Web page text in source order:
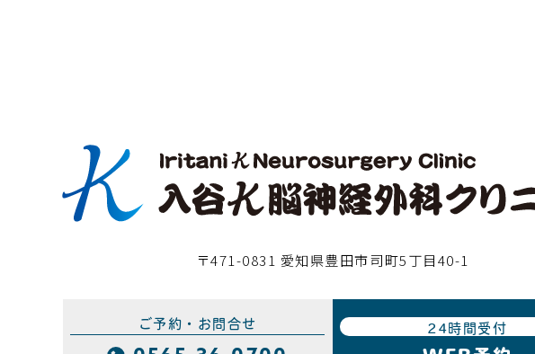
〒471-0831 愛知県豊田市司町5丁目40-1
ご予約・お問合せ 24時間受付